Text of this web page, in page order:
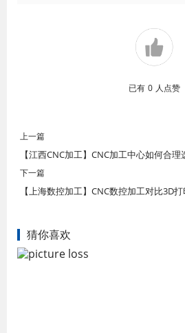
已有 0 人点赞
上一篇
【江西CNC加工】CNC加工中心如何合理
下一篇
【上海数控加工】CNC数控加工对比3D
猜你喜欢